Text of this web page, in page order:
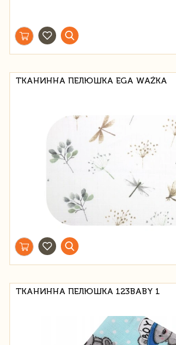
ТКАНИННА ПЕЛЮШКА EGA WAŻKA
ТКАНИННА ПЕЛЮШКА 123BABY 1